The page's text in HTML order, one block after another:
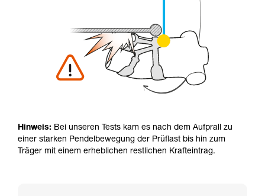
Hinweis: Bei unseren Tests kam es nach dem Aufprall zu
einer starken Pendelbewegung der Prüflast bis hin zum
Träger mit einem erheblichen restlichen Krafteintrag.